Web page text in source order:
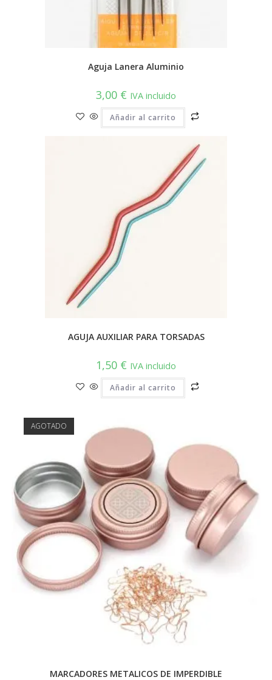
Aguja Lanera Aluminio
3,00 € IVA incluido
Añadir al carrito
AGUJA AUXILIAR PARA TORSADAS
1,50 € IVA incluido
Añadir al carrito
AGOTADO
MARCADORES METALICOS DE IMPERDIBLE